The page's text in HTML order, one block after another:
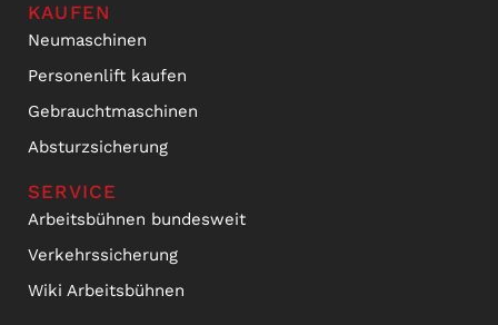
KAUFEN
Neumaschinen
Personenlift kaufen
Gebrauchtmaschinen
Absturzsicherung
SERVICE
Arbeitsbühnen bundesweit
Verkehrssicherung
Wiki Arbeitsbühnen